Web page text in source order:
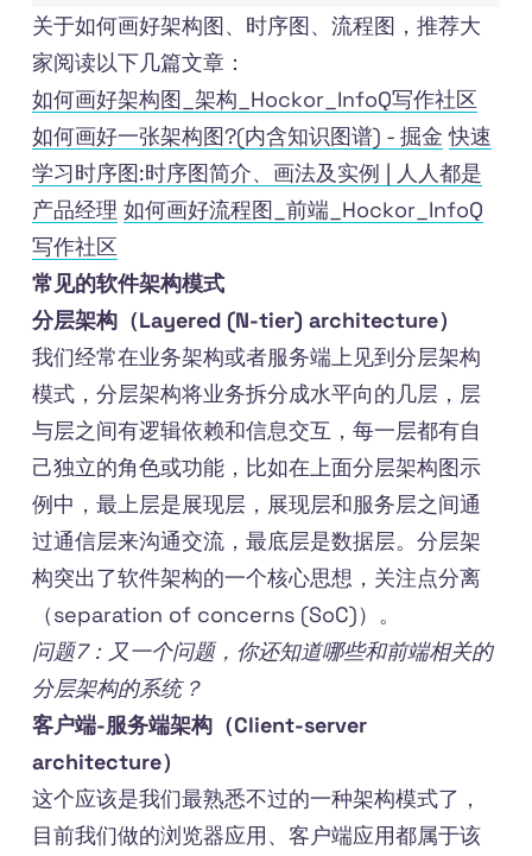
关于如何画好架构图、时序图、流程图，推荐大
家阅读以下几篇文章：
如何画好架构图_架构_Hockor_InfoQ写作社区
如何画好一张架构图?(内含知识图谱) - 掘金 快速
学习时序图:时序图简介、画法及实例 | 人人都是
产品经理 如何画好流程图_前端_Hockor_InfoQ
写作社区
常见的软件架构模式
分层架构（Layered (N-tier) architecture）
我们经常在业务架构或者服务端上见到分层架构
模式，分层架构将业务拆分成水平向的几层，层
与层之间有逻辑依赖和信息交互，每一层都有自
己独立的角色或功能，比如在上面分层架构图示
例中，最上层是展现层，展现层和服务层之间通
过通信层来沟通交流，最底层是数据层。分层架
构突出了软件架构的一个核心思想，关注点分离
（separation of concerns (SoC)）。
问题7：又一个问题，你还知道哪些和前端相关的
分层架构的系统？
客户端-服务端架构（Client-server
architecture）
这个应该是我们最熟悉不过的一种架构模式了，
目前我们做的浏览器应用、客户端应用都属于该